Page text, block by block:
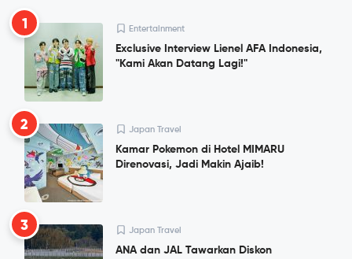
1 Entertainment
Exclusive Interview Lienel AFA Indonesia,
"Kami Akan Datang Lagi!"
2 Japan Travel
Kamar Pokemon di Hotel MIMARU
Direnovasi, Jadi Makin Ajaib!
3 Japan Travel
ANA dan JAL Tawarkan Diskon